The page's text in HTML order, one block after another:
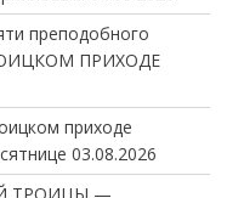
преподобного
ПРИХОДЕ
приходе
03.08.2026